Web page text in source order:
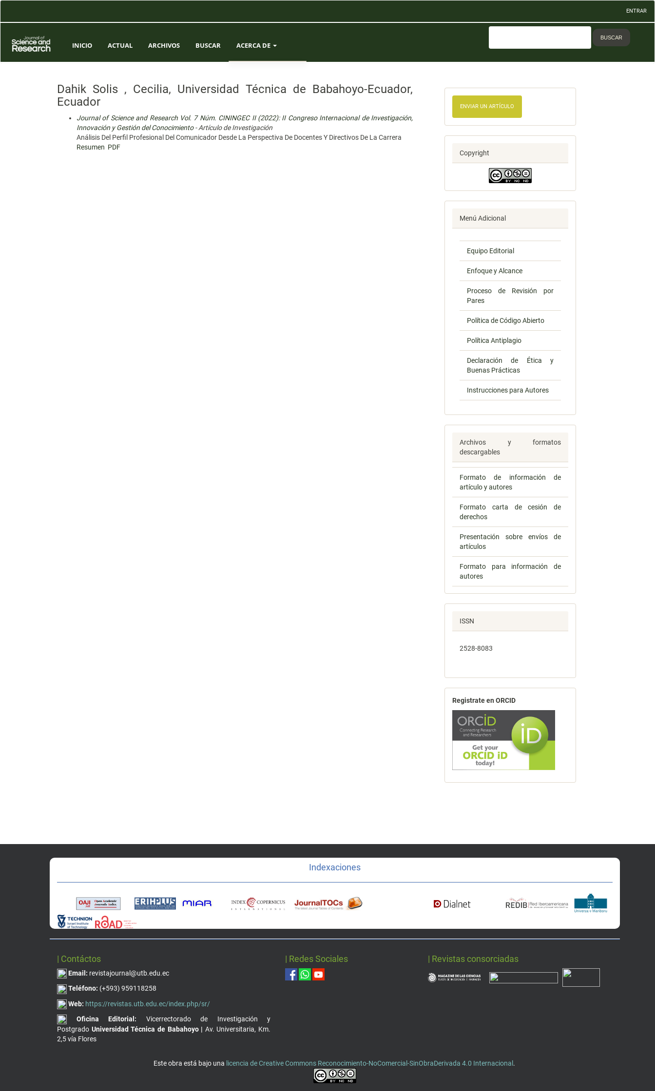
Contenido
Barra
lateral
ENTRAR
INICIO ACTUAL ARCHIVOS BUSCAR ACERCA DE
EQUIPO EDITORIAL
BUSCAR
Dahik Solis , Cecilia, Universidad Técnica de Babahoyo-Ecuador,
Ecuador
Journal of Science and Research Vol. 7 Núm. CININGEC II (2022): II Congreso Internacional de Investigación,
Innovación y Gestión del Conocimiento- Artículo de Investigación
Análisis Del Perfil Profesional Del Comunicador Desde La Perspectiva De Docentes Y Directivos De La Carrera
Resumen PDF
ENVIAR UN ARTÍCULO
Copyright
Menú Adicional
Equipo Editorial
Enfoque y Alcance
Proceso de Revisión por
Pares
Política de Código Abierto
Política Antiplagio
Declaración de Ética y
Buenas Prácticas
Instrucciones para Autores
Archivos y formatos
descargables
Formato de información de
artículo y autores
Formato carta de cesión de
derechos
Presentación sobre envíos de
artículos
Formato para información de
autores
ISSN
2528-8083
Registrate en ORCID
Indexaciones
| Contáctos
Email: revistajournal@utb.edu.ec
Teléfono: (+593) 959118258
Web: https://revistas.utb.edu.ec/index.php/sr/
Oficina Editorial: Vicerrectorado de Investigación y
Postgrado Universidad Técnica de Babahoyo | Av. Universitaria, Km.
2,5 vía Flores
| Redes Sociales | Revistas consorciadas
Este obra está bajo una licencia de Creative Commons Reconocimiento-NoComercial-SinObraDerivada 4.0 Internacional .